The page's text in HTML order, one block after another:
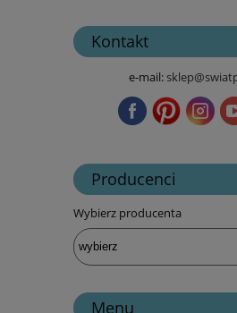
Kontakt
e-mail:
Producenci
Wybierz producenta
Menu